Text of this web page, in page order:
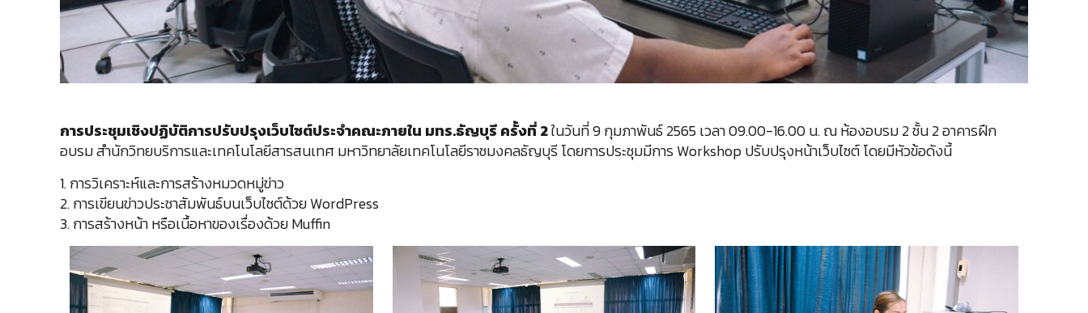
การประชุมเชิงปฏิบัติการปรับปรุงเว็บไซต์ประจำคณะภายใน มทร.ธัญบุรี ครั้งที่ 2ในวันที่ 9 กุมภาพันธ์ 2565 เวลา 09.00-16.00 น. ณ ห้องอบรม 2 ชั้น 2 อาคารฝึก
อบรม สำนักวิทยบริการและเทคโนโลยีสารสนเทศ มหาวิทยาลัยเทคโนโลยีราชมงคลธัญบุรี โดยการประชุมมีการ Workshop ปรับปรุงหน้าเว็บไซต์ โดยมีหัวข้อดังนี้
1. การวิเคราะห์และการสร้างหมวดหมู่ข่าว
2. การเขียนข่าวประชาสัมพันธ์บนเว็บไซต์ด้วย WordPress
3. การสร้างหน้า หรือเนื้อหาของเรื่องด้วย Muffin